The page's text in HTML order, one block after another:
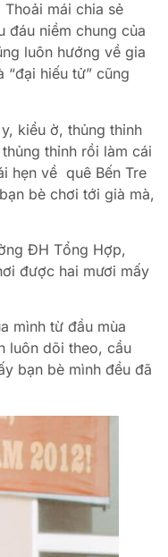
mái chia sẻ
đáu niềm chung của
luôn hướng về gia
“đại hiếu tử” cũng
kiểu ờ, thủng thỉnh
thỉnh rồi làm cái
hẹn về quê Bến Tre
bè chơi tới già mà,
ĐH Tổng Hợp,
được hai mươi mấy
mình từ đầu mùa
luôn dõi theo, cầu
bạn bè mình đều đã